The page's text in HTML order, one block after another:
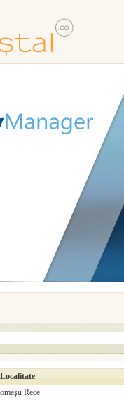
Localitate
Rece